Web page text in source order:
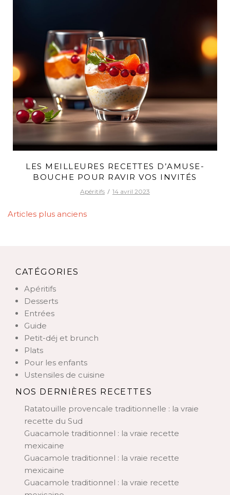
LES MEILLEURES RECETTES D’AMUSE-
BOUCHE POUR RAVIR VOS INVITÉS
Apéritifs 14 avril 2023
NAVIGATION
Articles plus anciens
CATÉGORIES
Apéritifs
Desserts
Entrées
Guide
Petit-déj et brunch
Plats
Pour les enfants
Ustensiles de cuisine
NOS DERNIÈRES RECETTES
Ratatouille provencale traditionnelle : la vraie
recette du Sud
Guacamole traditionnel : la vraie recette
mexicaine
Guacamole traditionnel : la vraie recette
mexicaine
Guacamole traditionnel : la vraie recette